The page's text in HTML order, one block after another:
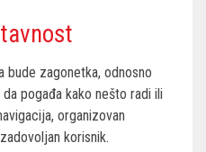
bude zagonetka, odnosno
pogađa kako nešto radi ili
organizovan
korisnik.